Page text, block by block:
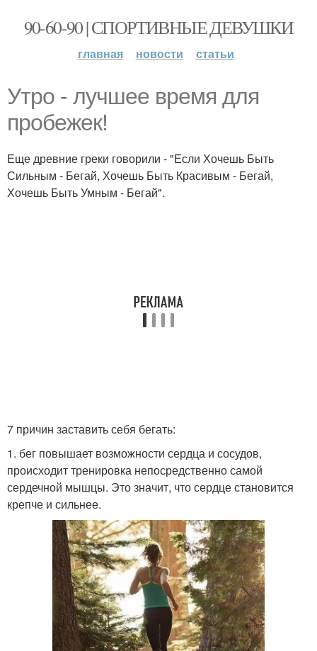
90-60-90 | СПОРТИВНЫЕ ДЕВУШКИ
главная новости статьи
Утро - лучшее время для
пробежек!
Еще древние греки говорили - "Если Хочешь Быть
Сильным - Бегай, Хочешь Быть Красивым - Бегай,
Хочешь Быть Умным - Бегай".
7 причин заставить себя бегать:
1. бег повышает возможности сердца и сосудов,
происходит тренировка непосредственно самой
сердечной мышцы. Это значит, что сердце становится
крепче и сильнее.